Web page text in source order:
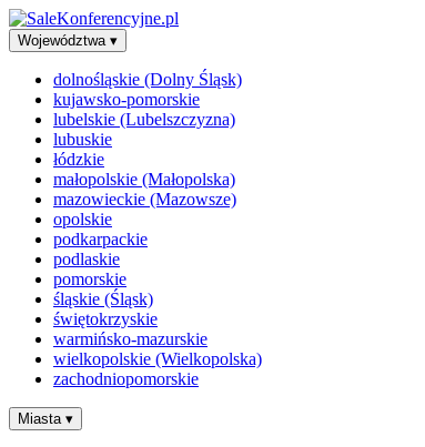
Województwa ▾
dolnośląskie (Dolny Śląsk)
kujawsko-pomorskie
lubelskie (Lubelszczyzna)
lubuskie
łódzkie
małopolskie (Małopolska)
mazowieckie (Mazowsze)
opolskie
podkarpackie
podlaskie
pomorskie
śląskie (Śląsk)
świętokrzyskie
warmińsko-mazurskie
wielkopolskie (Wielkopolska)
zachodniopomorskie
Miasta ▾